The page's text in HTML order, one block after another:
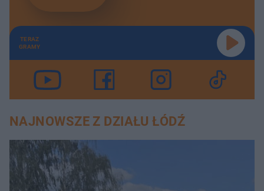
TERAZ
GRAMY
NAJNOWSZE Z DZIAŁU ŁÓDŹ